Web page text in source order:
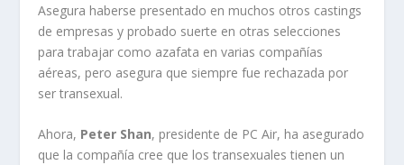
Asegura haberse presentado en muchos otros castings
de empresas y probado suerte en otras selecciones
para trabajar como azafata en varias compañías
aéreas, pero asegura que siempre fue rechazada por
ser transexual.
Ahora, Peter Shan, presidente de PC Air, ha asegurado
que la compañía cree que los transexuales tienen un